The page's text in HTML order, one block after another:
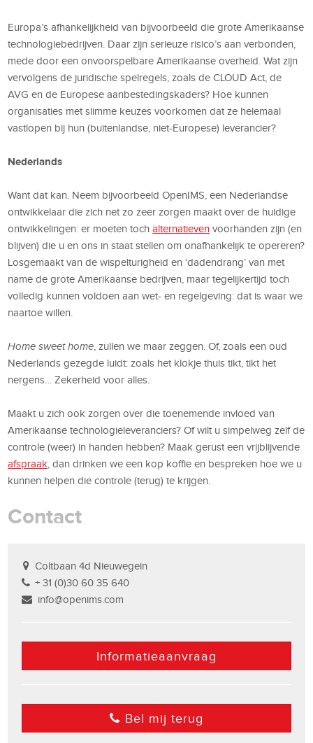
Europa’s afhankelijkheid van bijvoorbeeld die grote Amerikaanse
technologiebedrijven. Daar zijn serieuze risico’s aan verbonden,
mede door een onvoorspelbare Amerikaanse overheid. Wat zijn
vervolgens de juridische spelregels, zoals de CLOUD Act, de
AVG en de Europese aanbestedingskaders? Hoe kunnen
organisaties met slimme keuzes voorkomen dat ze helemaal
vastlopen bij hun (buitenlandse, niet-Europese) leverancier?
Nederlands
Want dat kan. Neem bijvoorbeeld OpenIMS, een Nederlandse
ontwikkelaar die zich net zo zeer zorgen maakt over de huidige
ontwikkelingen: er moeten tochalternatieven voorhanden zijn (en
blijven) die u en ons in staat stellen om onafhankelijk te opereren?
Losgemaakt van de wispelturigheid en ‘dadendrang’ van met
name de grote Amerikaanse bedrijven, maar tegelijkertijd toch
volledig kunnen voldoen aan wet- en regelgeving: dat is waar we
naartoe willen.
Home sweet home , zullen we maar zeggen. Of, zoals een oud
Nederlands gezegde luidt: zoals het klokje thuis tikt, tikt het
nergens… Zekerheid voor alles.
Maakt u zich ook zorgen over die toenemende invloed van
Amerikaanse technologieleveranciers? Of wilt u simpelweg zelf de
controle (weer) in handen hebben? Maak gerust een vrijblijvende
afspraak , dan drinken we een kop koffie en bespreken hoe we u
kunnen helpen die controle (terug) te krijgen.
Contact
Coltbaan 4d Nieuwegein
+ 31 (0)30 60 35 640
info@openims.com
Informatieaanvraag
Bel mij terug